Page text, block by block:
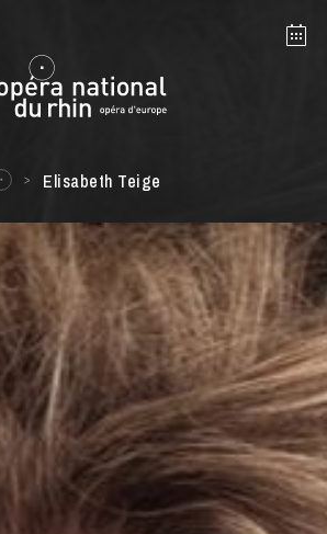
Straßburg
Dienstag 18 Aug. 2026
Elisabeth Teige